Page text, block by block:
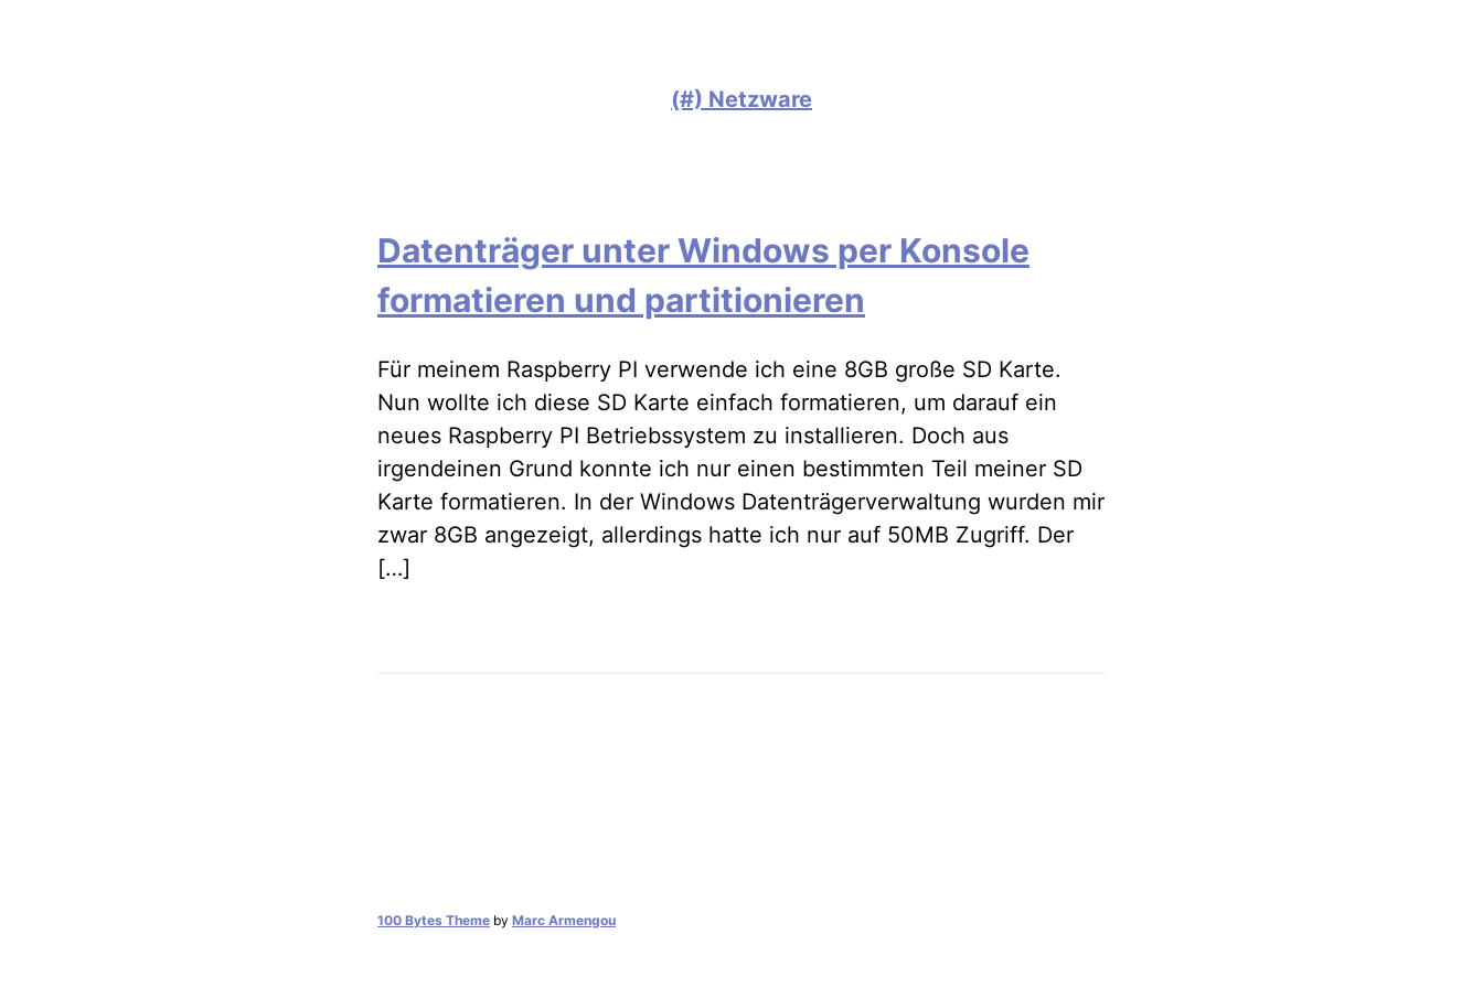
(#) Netzware
Datenträger unter Windows per Konsole
formatieren und partitionieren
Für meinem Raspberry PI verwende ich eine 8GB große SD Karte.
Nun wollte ich diese SD Karte einfach formatieren, um darauf ein
neues Raspberry PI Betriebssystem zu installieren. Doch aus
irgendeinen Grund konnte ich nur einen bestimmten Teil meiner SD
Karte formatieren. In der Windows Datenträgerverwaltung wurden mir
zwar 8GB angezeigt, allerdings hatte ich nur auf 50MB Zugriff. Der
[…]
100 Bytes Theme by Marc Armengou